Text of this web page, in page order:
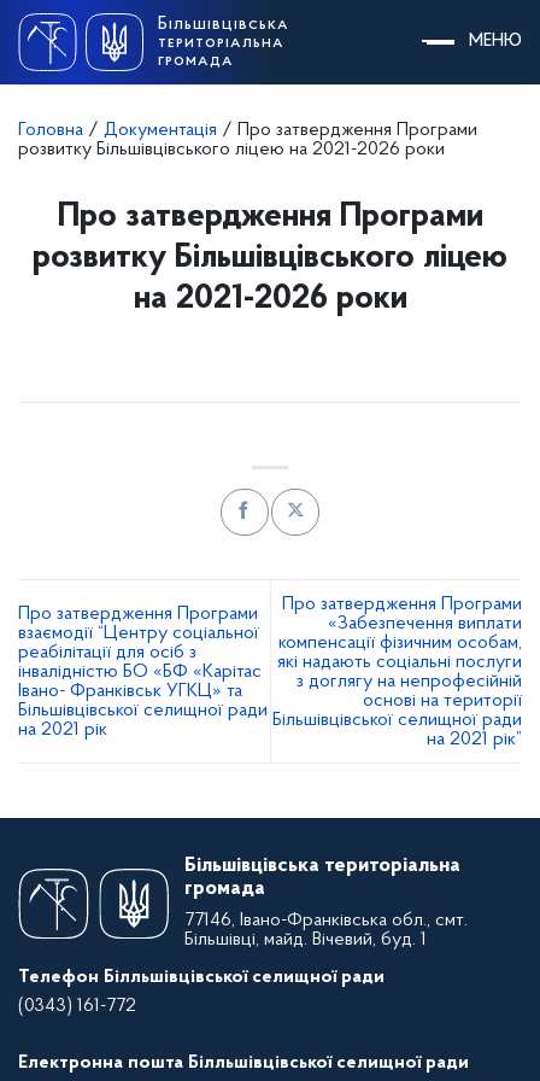
content
Більшівцівська
територіальна
громада
МЕНЮ
Головна / Документація /
Про затвердження Програми
розвитку Більшівцівського ліцею на 2021-2026 роки
Про затвердження Програми
розвитку Більшівцівського ліцею
на 2021-2026 роки
Про затвердження Програми
взаємодії “Центру соціальної
реабілітації для осіб з
інвалідністю БО «БФ «Карітас
Івано- Франківськ УГКЦ» та
Більшівцівської селищної ради
на 2021 рік
Про затвердження Програми
«Забезпечення виплати
компенсації фізичним особам,
які надають соціальні послуги
з доглягу на непрофесійній
основі на території
Більшівцівської селищної ради
на 2021 рік”
Більшівцівська територіальна
громада
77146, Івано-Франківська обл., смт.
Більшівці, майд. Вічевий, буд. 1
Телефон Білльшівцівської селищної ради
(0343) 161-772
Електронна пошта Білльшівцівської селищної ради